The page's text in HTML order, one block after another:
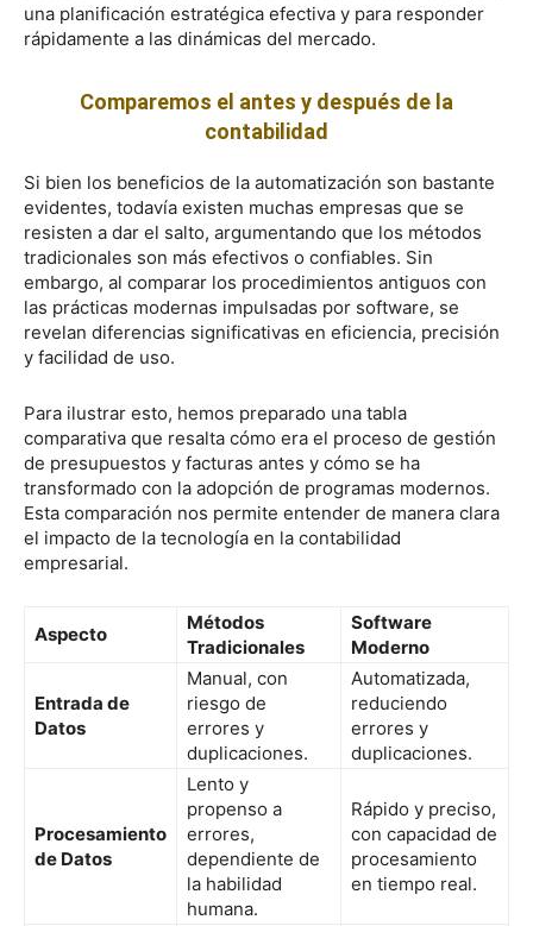
una planificación estratégica efectiva y para responder
rápidamente a las dinámicas del mercado.
Comparemos el antes y después de la
contabilidad
Si bien los beneficios de la automatización son bastante
evidentes, todavía existen muchas empresas que se
resisten a dar el salto, argumentando que los métodos
tradicionales son más efectivos o confiables. Sin
embargo, al comparar los procedimientos antiguos con
las prácticas modernas impulsadas por software, se
revelan diferencias significativas en eficiencia, precisión
y facilidad de uso.
Para ilustrar esto, hemos preparado una tabla
comparativa que resalta cómo era el proceso de gestión
de presupuestos y facturas antes y cómo se ha
transformado con la adopción de programas modernos.
Esta comparación nos permite entender de manera clara
el impacto de la tecnología en la contabilidad
empresarial.
Aspecto
Métodos
Tradicionales
Software
Moderno
Entrada de
Datos
Manual, con
riesgo de
errores y
duplicaciones.
Automatizada,
reduciendo
errores y
duplicaciones.
Procesamiento
de Datos
Lento y
propenso a
errores,
dependiente de
la habilidad
humana.
Rápido y preciso,
con capacidad de
procesamiento
en tiempo real.